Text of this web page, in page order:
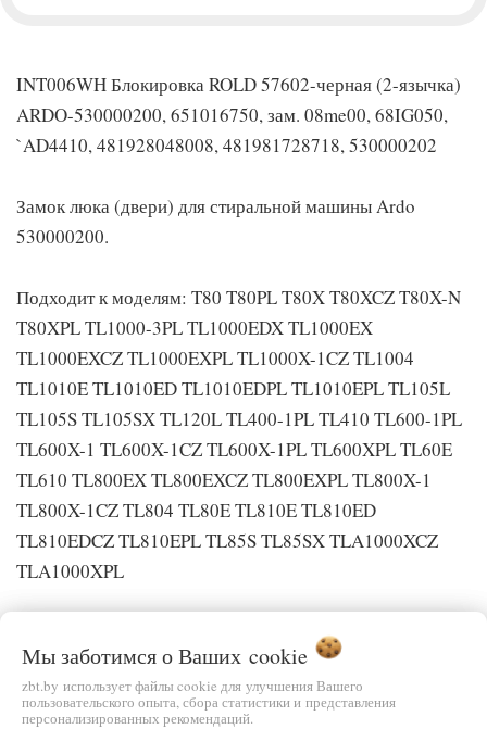
INT006WH Блокировка ROLD 57602-черная (2-язычка)
ARDO-530000200, 651016750, зам. 08me00, 68IG050,
`AD4410, 481928048008, 481981728718, 530000202
Замок люка (двери) для стиральной машины Ardo
530000200.
Подходит к моделям: T80 T80PL T80X T80XCZ T80X-N
T80XPL TL1000-3PL TL1000EDX TL1000EX
TL1000EXCZ TL1000EXPL TL1000X-1CZ TL1004
TL1010E TL1010ED TL1010EDPL TL1010EPL TL105L
TL105S TL105SX TL120L TL400-1PL TL410 TL600-1PL
TL600X-1 TL600X-1CZ TL600X-1PL TL600XPL TL60E
TL610 TL800EX TL800EXCZ TL800EXPL TL800X-1
TL800X-1CZ TL804 TL80E TL810E TL810ED
TL810EDCZ TL810EPL TL85S TL85SX TLA1000XCZ
TLA1000XPL
Блокировка люка ROLD 57602 для стиральных машин
Ardo, Whirlpool, универсальная. В блокировке три
контакта для подключения.
Мы заботимся о Ваших cookie
zbt.by использует файлы cookie для улучшения Вашего
пользовательского опыта, сбора статистики и представления
персонализированных рекомендаций.